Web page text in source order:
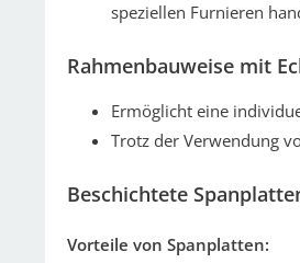
speziellen Furnieren
Rahmenbauweise mit
Ermöglicht eine
Trotz der Verwendung
Beschichtete
Vorteile von Spanplatten: